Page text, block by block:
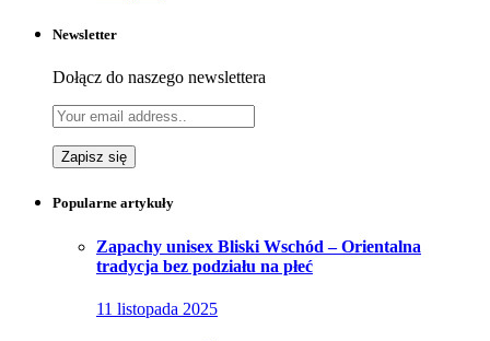
Newsletter
Dołącz do naszego newslettera
Popularne artykuły
Zapachy unisex Bliski Wschód – Orientalna
tradycja bez podziału na płeć
11 listopada 2025